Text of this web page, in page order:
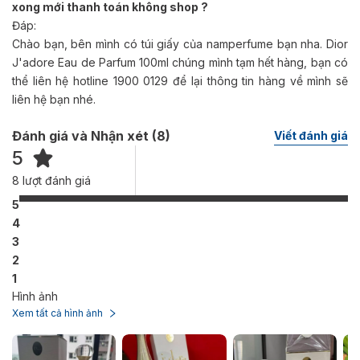
xong mới thanh toán không shop ?
Đáp:
Chào bạn, bên mình có túi giấy của namperfume bạn nha. Dior
J'adore Eau de Parfum 100ml chúng mình tạm hết hàng, bạn có
thể liên hệ hotline 1900 0129 để lại thông tin hàng về mình sẽ
liên hệ bạn nhé.
Đánh giá và Nhận xét (8) Viết đánh giá
5
8 lượt đánh giá
5
4
3
2
1
Hình ảnh
Xem tất cả hình ảnh